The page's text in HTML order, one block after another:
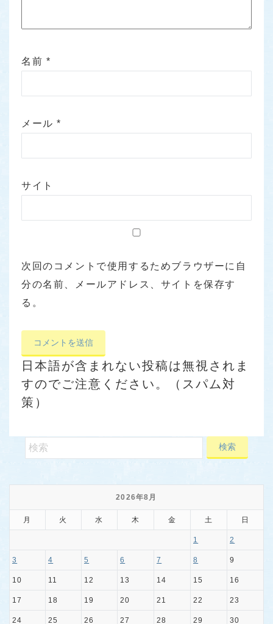
名前 *
メール*
サイト
次回のコメントで使用するためブラウザーに自
分の名前、メールアドレス、サイトを保存す
る。
日本語が含まれない投稿は無視されま
すのでご注意ください。（スパム対
策）
2026年8月
月 火 水 木 金 土 日
1 2
3 4 5 6 7 8 9
10 11 12 13 14 15 16
17 18 19 20 21 22 23
24 25 26 27 28 29 30